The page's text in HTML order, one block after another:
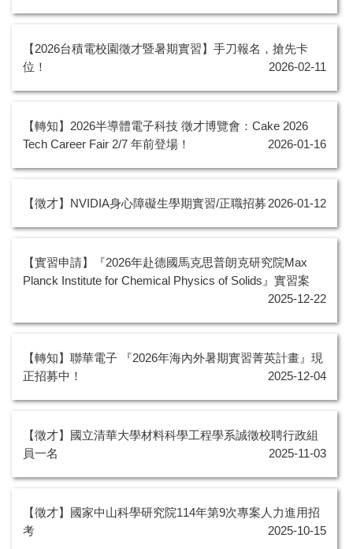
【2026台積電校園徵才暨暑期實習】手刀報名，搶先卡
位！
2026-02-11
【轉知】2026半導體電子科技 徵才博覽會：Cake 2026
Tech Career Fair 2/7 年前登場！
2026-01-16
【徵才】NVIDIA身心障礙生學期實習/正職招募 2026-01-12
【實習申請】『2026年赴德國馬克思普朗克研究院Max
Planck Institute for Chemical Physics of Solids』實習案
2025-12-22
【轉知】聯華電子 『2026年海內外暑期實習菁英計畫』現
正招募中！
2025-12-04
【徵才】國立清華大學材料科學工程學系誠徵校聘行政組
員一名
2025-11-03
【徵才】國家中山科學研究院114年第9次專案人力進用招
考
2025-10-15